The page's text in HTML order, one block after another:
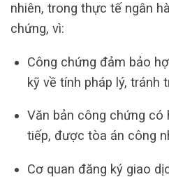
nhiên, trong thực tế ngân
chứng, vì:
Công chứng đảm bảo
kỹ về tính pháp lý, tránh
Văn bản công chứng có
tiếp, được tòa án công
Cơ quan đăng ký giao